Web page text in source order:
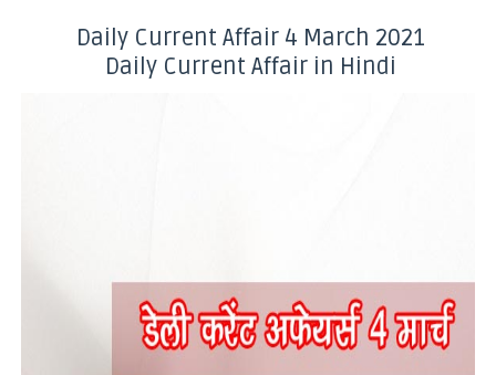
Daily Current Affair 4 March 2021
Daily Current Affair in Hindi